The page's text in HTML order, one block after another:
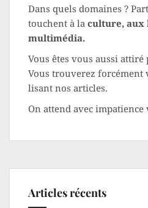
Dans quels domaines ?
touchent à la culture, aux
multimédia.
Vous êtes vous aussi attiré
Vous trouverez forcément
lisant nos articles.
On attend avec impatience
Articles récents